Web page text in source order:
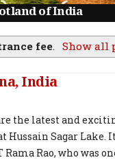
of India
fee. Show all
India
the latest and
Hussain Sagar Lake.
Rao, who was